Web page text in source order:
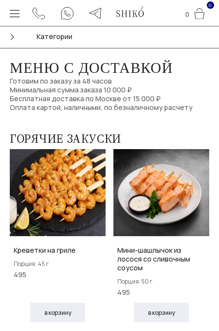
0
0
Категории
МЕНЮ С ДОСТАВКОЙ
Готовим по заказу за 48 часов
Минимальная сумма заказа 10 000 ₽
Бесплатная доставка по Москве от 15 000 ₽
Оплата картой, наличными, по безналичному расчету
ГОРЯЧИЕ ЗАКУСКИ
Креветки на гриле
Порция: 45 г
495
в корзину
Мини-шашлычок из
лосося со сливочным
соусом
Порция: 50 г
495
в корзину